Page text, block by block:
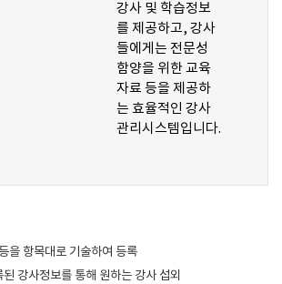
강사 및 학습정보
를 제공하고, 강사
들에게는 전문성
함양을 위한 교육
자료 등을 제공하
는 효율적인 강사
관리시스템입니다.
을 항목대로 기술하여 등록
강사정보를 통해 원하는 강사 섭외